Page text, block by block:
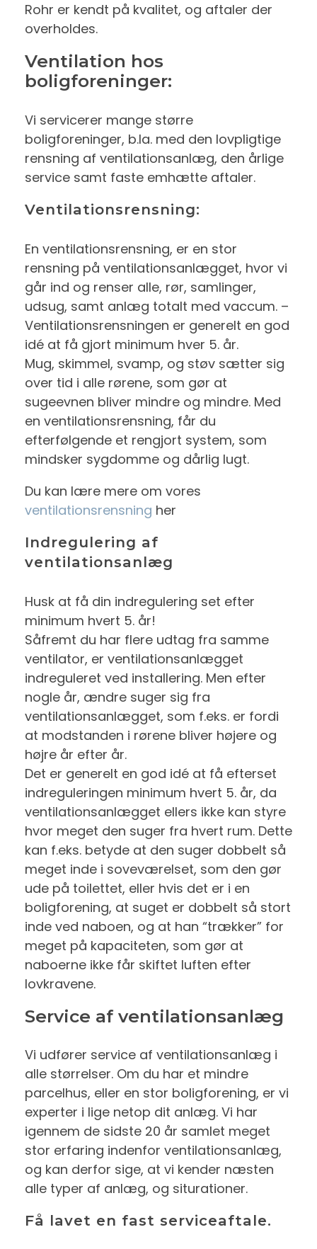
Rohr er kendt på kvalitet, og aftaler der
overholdes.
Ventilation hos
boligforeninger:
Vi servicerer mange større
boligforeninger, b.la. med den lovpligtige
rensning af ventilationsanlæg, den årlige
service samt faste emhætte aftaler.
Ventilationsrensning:
En ventilationsrensning, er en stor
rensning på ventilationsanlægget, hvor vi
går ind og renser alle, rør, samlinger,
udsug, samt anlæg totalt med vaccum. –
Ventilationsrensningen er generelt en god
idé at få gjort minimum hver 5. år.
Mug, skimmel, svamp, og støv sætter sig
over tid i alle rørene, som gør at
sugeevnen bliver mindre og mindre. Med
en ventilationsrensning, får du
efterfølgende et rengjort system, som
mindsker sygdomme og dårlig lugt.
Du kan lære mere om vores
ventilationsrensning her
Indregulering af
ventilationsanlæg
Husk at få din indregulering set efter
minimum hvert 5. år!
Såfremt du har flere udtag fra samme
ventilator, er ventilationsanlægget
indreguleret ved installering. Men efter
nogle år, ændre suger sig fra
ventilationsanlægget, som f.eks. er fordi
at modstanden i rørene bliver højere og
højre år efter år.
Det er generelt en god idé at få efterset
indreguleringen minimum hvert 5. år, da
ventilationsanlægget ellers ikke kan styre
hvor meget den suger fra hvert rum. Dette
kan f.eks. betyde at den suger dobbelt så
meget inde i soveværelset, som den gør
ude på toilettet, eller hvis det er i en
boligforening, at suget er dobbelt så stort
inde ved naboen, og at han “trækker” for
meget på kapaciteten, som gør at
naboerne ikke får skiftet luften efter
lovkravene.
Service af ventilationsanlæg
Vi udfører service af ventilationsanlæg i
alle størrelser. Om du har et mindre
parcelhus, eller en stor boligforening, er vi
experter i lige netop dit anlæg. Vi har
igennem de sidste 20 år samlet meget
stor erfaring indenfor ventilationsanlæg,
og kan derfor sige, at vi kender næsten
alle typer af anlæg, og siturationer.
Få lavet en fast serviceaftale.